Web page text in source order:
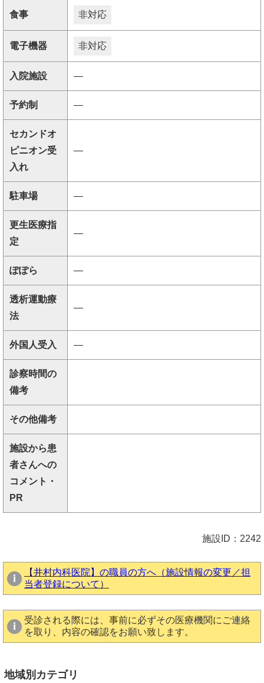
食事 非対応
電子機器 非対応
入院施設 ―
予約制 ―
セカンドオ
ピニオン受
入れ
―
駐車場 ―
更生医療指
定
―
ぽぽら ―
透析運動療
法
―
外国人受入 ―
診察時間の
備考
その他備考
施設から患
者さんへの
コメント・
PR
施設ID：2242
【井村内科医院】の職員の方へ（施設情報の変更／担
当者登録について）
受診される際には、事前に必ずその医療機関にご連絡
を取り、内容の確認をお願い致します。
地域別カテゴリ